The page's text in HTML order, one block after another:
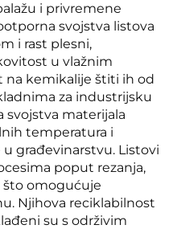
i privremene
svojstva listova
i rast plesni,
u vlažnim
na kemikalije štiti ih od
za industrijsku
svojstva materijala
temperatura i
građevinarstvu. Listovi
poput rezanja,
što omogućuje
Njihova reciklabilnost
su s održivim